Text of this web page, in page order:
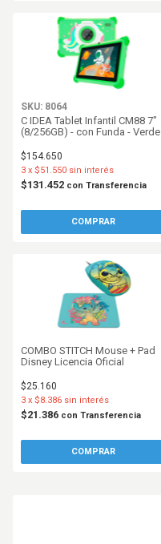
SKU: 8064
C IDEA Tablet Infantil CM88 7"
(8/256GB) - con Funda - Verde
$154.650
$131.452 con Transferencia
3 x $51.550 sin interés
COMBO STITCH Mouse + Pad
Disney Licencia Oficial
$25.160
$21.386 con Transferencia
3 x $8.386 sin interés